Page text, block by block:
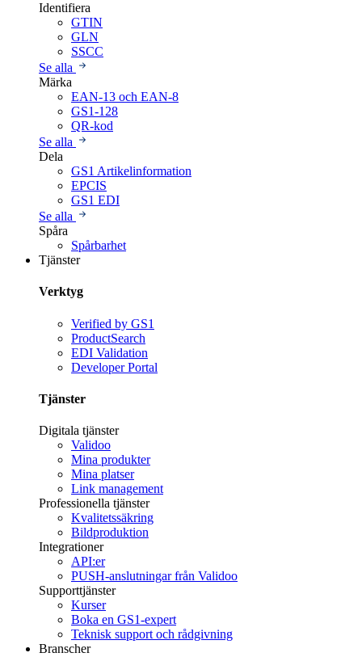
Identifiera
GTIN
GLN
SSCC
Se alla
Märka
EAN-13 och EAN-8
GS1-128
QR-kod
Se alla
Dela
GS1 Artikelinformation
EPCIS
GS1 EDI
Se alla
Spåra
Spårbarhet
Tjänster
Verktyg
Verified by GS1
ProductSearch
EDI Validation
Developer Portal
Tjänster
Digitala tjänster
Validoo
Mina produkter
Mina platser
Link management
Professionella tjänster
Kvalitetssäkring
Bildproduktion
Integrationer
API:er
PUSH-anslutningar från Validoo
Supporttjänster
Kurser
Boka en GS1-expert
Teknisk support och rådgivning
Branscher